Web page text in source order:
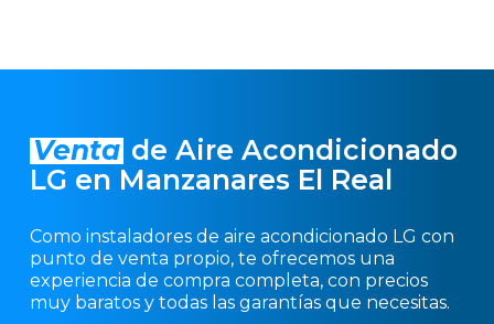
Venta de Aire Acondicionado
LG en Manzanares El Real
Como instaladores de aire acondicionado LG con
punto de venta propio, te ofrecemos una
experiencia de compra completa, con precios
muy baratos y todas las garantías que necesitas.